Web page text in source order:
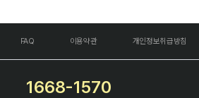
FAQ 이용약관 개인정보취급방침
1668-1570